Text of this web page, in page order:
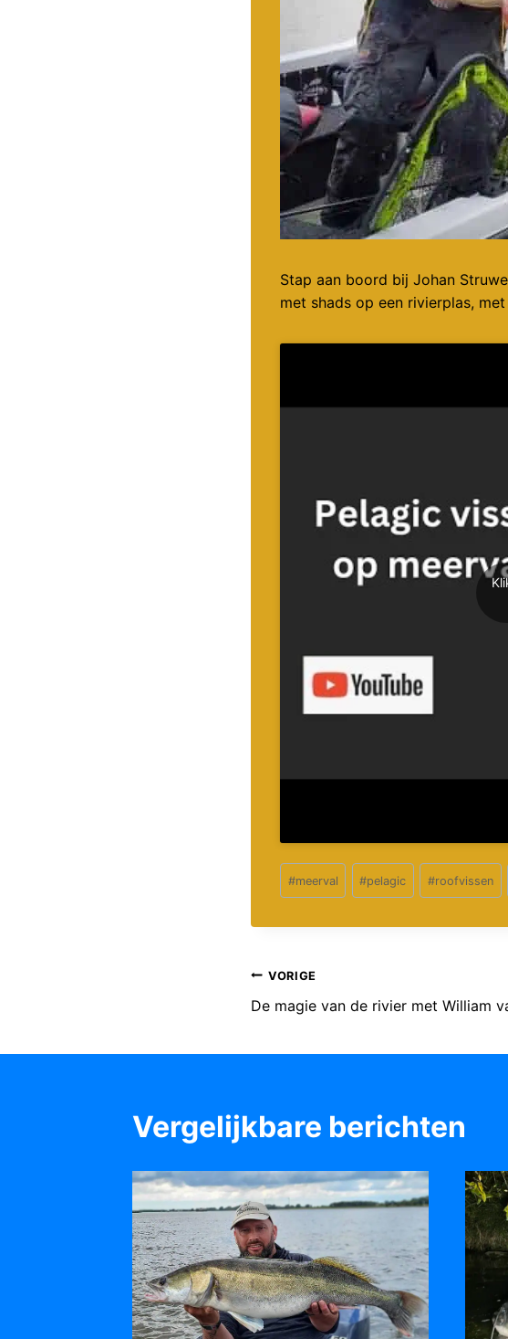
Stap aan boord bij Johan
met shads op een rivierplas,
Bericht
tags:
#meerval #pelagic #roofvissen
Bericht
VORIGE
De magie van de rivier met William
Vergelijkbare berichten